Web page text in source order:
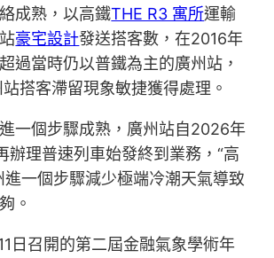
成熟，以高鐵THE R3 寓所運輸
豪宅設計發送搭客數，在2016年
過當時仍以普鐵為主的廣州站，
搭客滯留現象敏捷獲得處理。
一個步驟成熟，廣州站自2026年
辦理普速列車始發終到業務，“高
進一個步驟減少極端冷潮天氣導致
。
日召開的第二屆金融氣象學術年